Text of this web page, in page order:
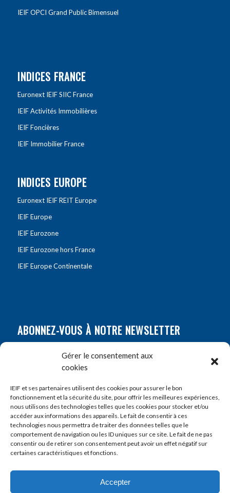
Gérer le consentement aux
cookies
IEIF et ses partenaires utilisent des cookies pour assurer le bon
fonctionnement et la sécurité du site, pour offrir les meilleures expériences,
nous utilisons des technologies telles que les cookies pour stocker et/ou
accéder aux informations des appareils. Le fait de consentir à ces
technologies nous permettra de traiter des données telles que le
comportement de navigation ou les ID uniques sur ce site. Le fait de ne pas
consentir ou de retirer son consentement peut avoir un effet négatif sur
certaines caractéristiques et fonctions.
Accepter
IEIF OPCI Grand Public Bimensuel
INDICES FRANCE
Euronext IEIF SIIC France
IEIF Activités Immobilières
IEIF Foncières
IEIF Immobilier France
INDICES EUROPE
Euronext IEIF REIT Europe
IEIF Europe
IEIF Eurozone
IEIF Eurozone hors France
IEIF Europe Continentale
ABONNEZ-VOUS À NOTRE NEWSLETTER
Prénom*
E-mail*